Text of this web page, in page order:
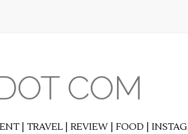
COM
| TRAVEL | REVIEW | FOOD |